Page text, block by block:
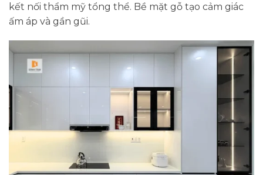
kết nối thẩm mỹ tổng thể. Bề mặt gỗ tạo cảm giác
ấm áp và gần gũi.